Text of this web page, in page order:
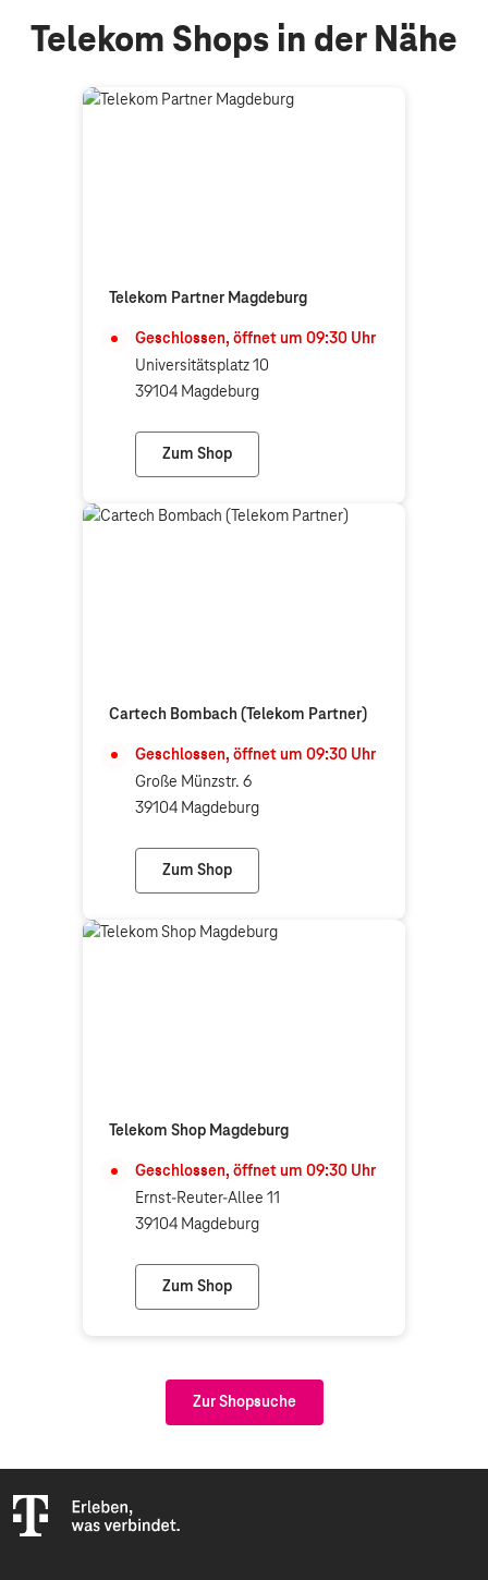
Telekom Shops in der Nähe
Telekom Partner Magdeburg
Geschlossen, öffnet um 09:30 Uhr
Universitätsplatz 10
39104 Magdeburg
Zum Shop
Telekom Partner Magdeburg
Cartech Bombach (Telekom Partner)
Geschlossen, öffnet um 09:30 Uhr
Große Münzstr. 6
39104 Magdeburg
Zum Shop
Cartech Bombach (Telekom Partner)
Telekom Shop Magdeburg
Geschlossen, öffnet um 09:30 Uhr
Ernst-Reuter-Allee 11
39104 Magdeburg
Zum Shop
Telekom Shop Magdeburg
Zur Shopsuche